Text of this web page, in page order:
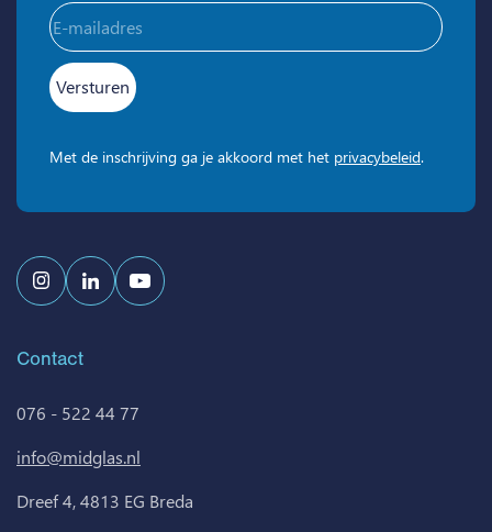
Contact
076 - 522 44 77
info@midglas.nl
Dreef 4, 4813 EG Breda
E-
mailadres(Vereist)
Met de inschrijving ga je akkoord met het privacybeleid.